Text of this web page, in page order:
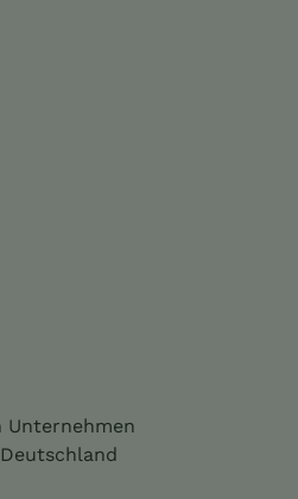
Unternehmen